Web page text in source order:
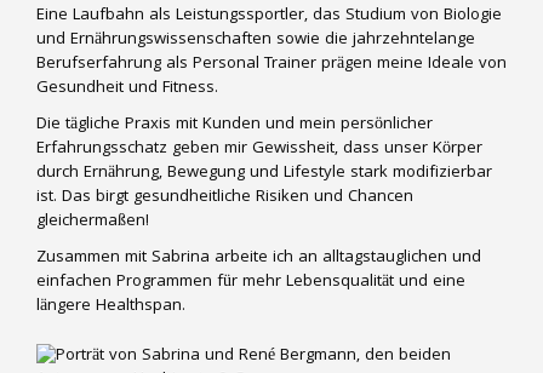
Eine Laufbahn als Leistungssportler, das Studium von Biologie
und Ernährungswissenschaften sowie die jahrzehntelange
Berufserfahrung als Personal Trainer prägen meine Ideale von
Gesundheit und Fitness.
Die tägliche Praxis mit Kunden und mein persönlicher
Erfahrungsschatz geben mir Gewissheit, dass unser Körper
durch Ernährung, Bewegung und Lifestyle stark modifizierbar
ist. Das birgt gesundheitliche Risiken und Chancen
gleichermaßen!
Zusammen mit Sabrina arbeite ich an alltagstauglichen und
einfachen Programmen für mehr Lebensqualität und eine
längere Healthspan.